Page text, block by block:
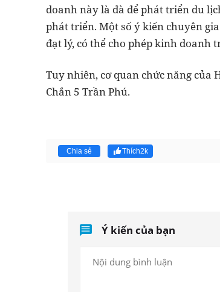
doanh này là đà để phát triển du
phát triển. Một số ý kiến chuyên
đạt lý, có thể cho phép kinh doanh
Tuy nhiên, cơ quan chức năng
Chắn 5 Trần Phú.
Chia sẻ Thích2k
Ý kiến của bạn